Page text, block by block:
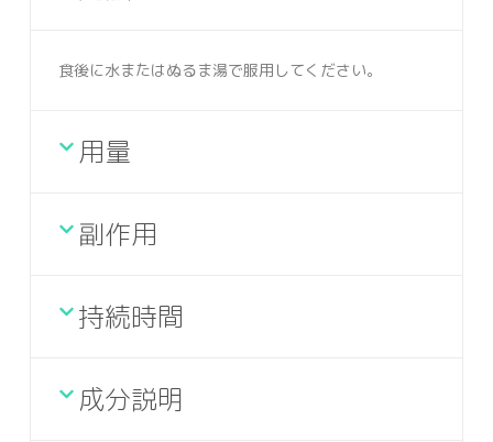
食後に水またはぬるま湯で服用してください。
用量
副作用
持続時間
成分説明